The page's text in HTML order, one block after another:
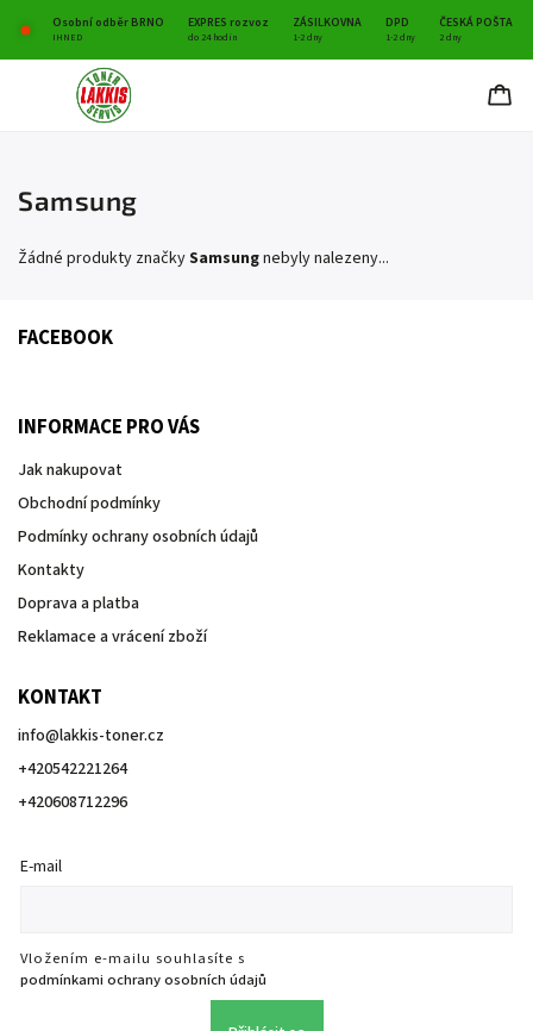
Osobní odběr BRNO EXPRES rozvoz ZÁSILKOVNA DPD ČESKÁ POŠTA
IHNED do 24 hodin 1-2 dny 1-2 dny 2 dny
Samsung
Žádné produkty značkySamsungnebyly nalezeny...
FACEBOOK
INFORMACE PRO VÁS
Jak nakupovat
Obchodní podmínky
Podmínky ochrany osobních údajů
Kontakty
Doprava a platba
Reklamace a vrácení zboží
KONTAKT
info@lakkis-toner.cz
+420542221264
+420608712296
E-mail
Vložením e-mailu souhlasíte s
podmínkami ochrany osobních údajů